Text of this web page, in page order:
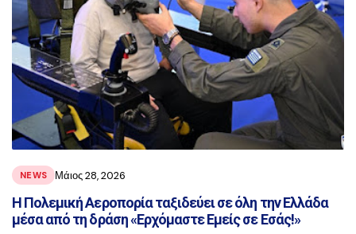
NEWS Μάιος 28, 2026
Η Πολεμική Αεροπορία ταξιδεύει σε όλη την Ελλάδα
μέσα από τη δράση «Ερχόμαστε Εμείς σε Εσάς!»